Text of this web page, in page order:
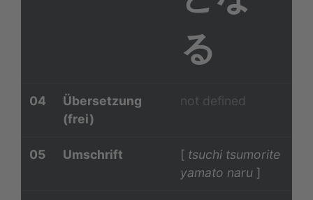
る
04
Übersetzung
(frei)
not defined
05 Umschrift [ tsuchi tsumorite
yamato naru ]